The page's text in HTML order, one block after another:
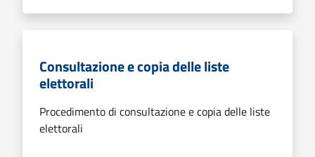
Consultazione e copia delle liste
elettorali
Procedimento di consultazione e copia delle liste
elettorali